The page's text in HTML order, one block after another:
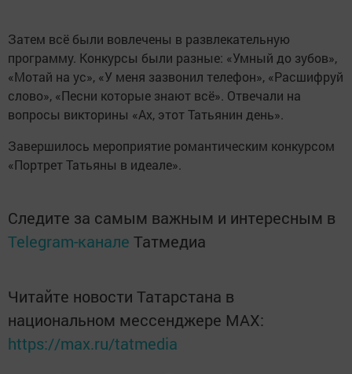
Затем всё были вовлечены в развлекательную
программу. Конкурсы были разные: «Умный до зубов»,
«Мотай на ус», «У меня зазвонил телефон», «Расшифруй
слово», «Песни которые знают всё». Отвечали на
вопросы викторины «Ах, этот Татьянин день».
Завершилось мероприятие романтическим конкурсом
«Портрет Татьяны в идеале».
Следите за самым важным и интересным в
Telegram-канале Татмедиа
Читайте новости Татарстана в
национальном мессенджере MАХ:
https://max.ru/tatmedia